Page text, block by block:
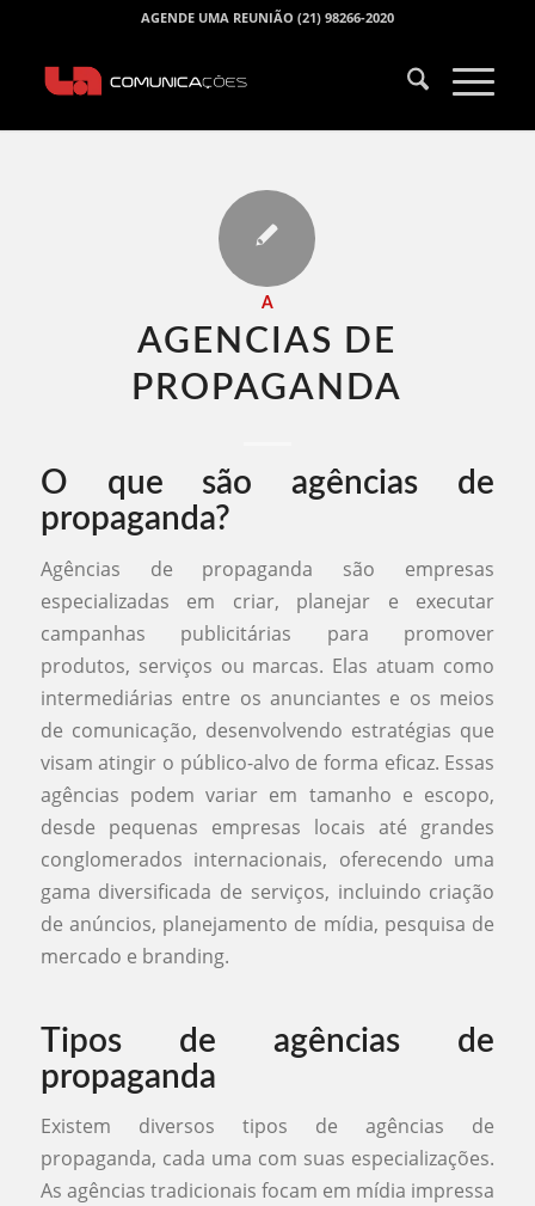
AGENDE UMA REUNIÃO (21) 98266-2020
A
AGENCIAS DE
PROPAGANDA​
O que são agências de
propaganda?
Agências de propaganda são empresas
especializadas em criar, planejar e executar
campanhas publicitárias para promover
produtos, serviços ou marcas. Elas atuam como
intermediárias entre os anunciantes e os meios
de comunicação, desenvolvendo estratégias que
visam atingir o público-alvo de forma eficaz. Essas
agências podem variar em tamanho e escopo,
desde pequenas empresas locais até grandes
conglomerados internacionais, oferecendo uma
gama diversificada de serviços, incluindo criação
de anúncios, planejamento de mídia, pesquisa de
mercado e branding.
Tipos de agências de
propaganda
Existem diversos tipos de agências de
propaganda, cada uma com suas especializações.
As agências tradicionais focam em mídia impressa